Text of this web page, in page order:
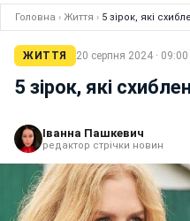
Головна › Життя › 5 зірок, які
ЖИТТЯ 20 серпня 2024 · 09:00
5 зірок, які
Іванна Пашкевич
редактор стрічки новин